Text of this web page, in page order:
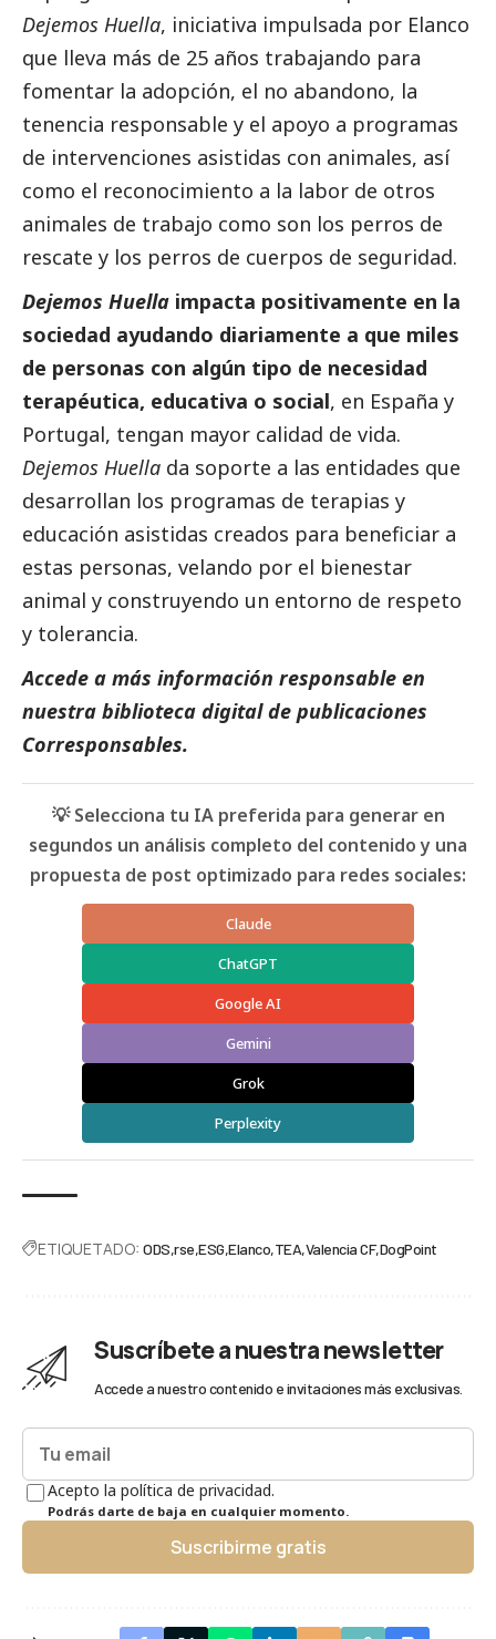
Dejemos Huella, iniciativa impulsada por Elanco
que lleva más de 25 años trabajando para
fomentar la adopción, el no abandono, la
tenencia responsable y el apoyo a programas
de intervenciones asistidas con animales, así
como el reconocimiento a la labor de otros
animales de trabajo como son los perros de
rescate y los perros de cuerpos de seguridad.
Dejemos Huella impacta positivamente en la
sociedad ayudando diariamente a que miles
de personas con algún tipo de necesidad
terapéutica, educativa o social, en España y
Portugal, tengan mayor calidad de vida.
Dejemos Huella da soporte a las entidades que
desarrollan los programas de terapias y
educación asistidas creados para beneficiar a
estas personas, velando por el bienestar
animal y construyendo un entorno de respeto
y tolerancia.
Accede a más información responsable en
nuestra biblioteca digital de publicaciones
Corresponsables.
💡 Selecciona tu IA preferida para generar en
segundos un análisis completo del contenido y una
propuesta de post optimizado para redes sociales:
Claude
ChatGPT
Google AI
Gemini
Grok
Perplexity
ETIQUETADO: ODS rse ESG Elanco TEA Valencia CF DogPoint
Suscríbete a nuestra newsletter
Accede a nuestro contenido e invitaciones más exclusivas.
Acepto la política de privacidad.
Podrás darte de baja en cualquier momento.
Suscribirme gratis